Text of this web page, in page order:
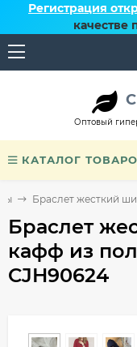
Регистрация
качестве
Оптовый
КАТАЛОГ
Браслет жесткий
Браслет
кафф из
CJH90624